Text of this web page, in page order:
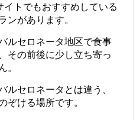
トでもおすすめしている
ンがあります。
ルセロネータ地区で食事
その前後に少し立ち寄っ
。
ルセロネータとは違う、
ぞける場所です。